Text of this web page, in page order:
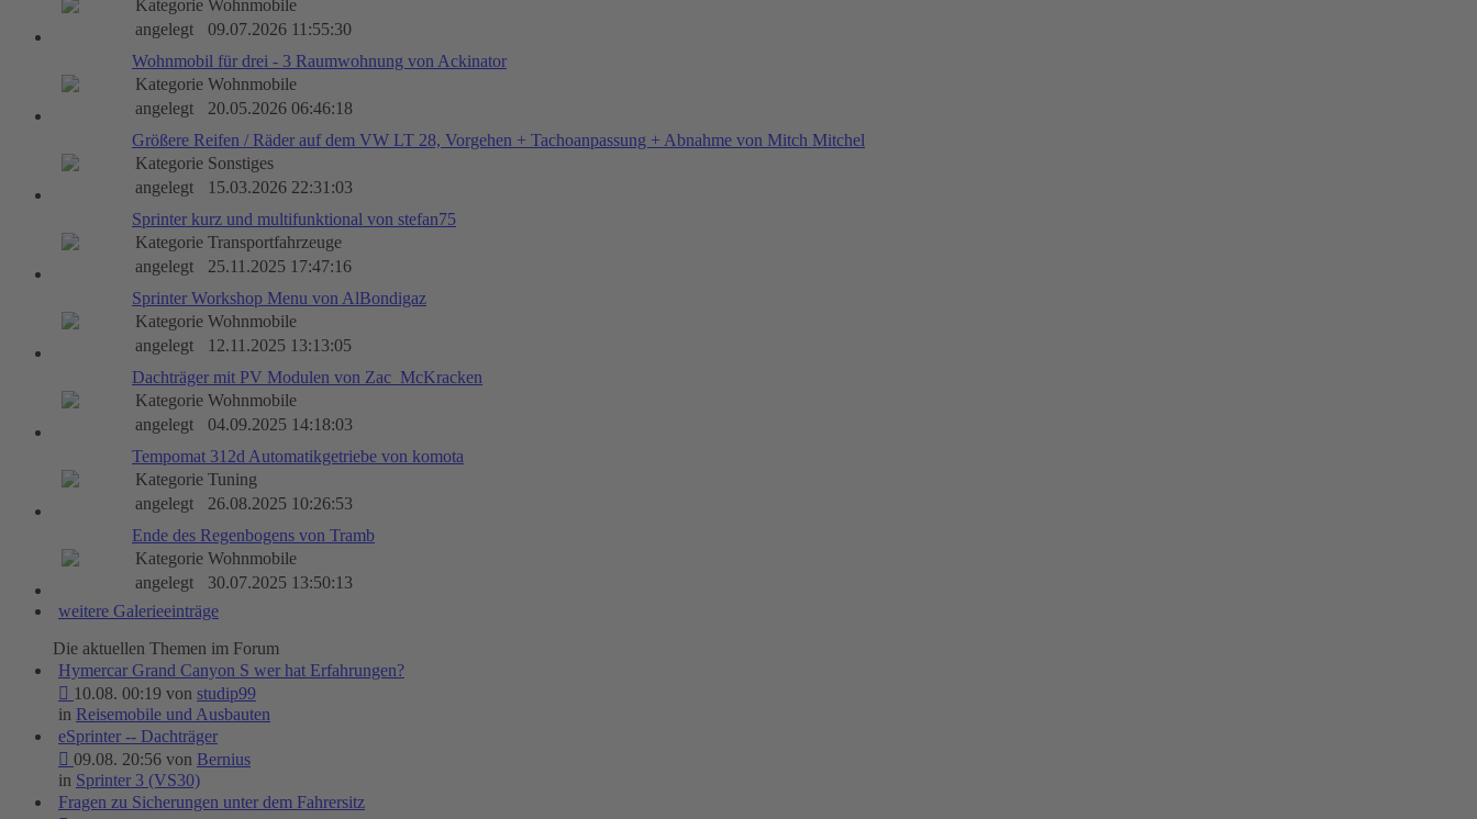
Kategorie Wohnmobile
angelegt
09.07.2026 11:55:30
Wohnmobil für drei - 3 Raumwohnung von Ackinator
Kategorie Wohnmobile
angelegt
20.05.2026 06:46:18
Größere Reifen / Räder auf dem VW LT 28, Vorgehen + Tachoanpassung + Abnahme von Mitch Mitchel
Kategorie Sonstiges
angelegt
15.03.2026 22:31:03
Sprinter kurz und multifunktional von stefan75
Kategorie Transportfahrzeuge
angelegt
25.11.2025 17:47:16
Sprinter Workshop Menu von AlBondigaz
Kategorie Wohnmobile
angelegt
12.11.2025 13:13:05
Dachträger mit PV Modulen von Zac_McKracken
Kategorie Wohnmobile
angelegt
04.09.2025 14:18:03
Tempomat 312d Automatikgetriebe von komota
Kategorie Tuning
angelegt
26.08.2025 10:26:53
Ende des Regenbogens von Tramb
Kategorie Wohnmobile
angelegt
30.07.2025 13:50:13
weitere Galerieeinträge
Die aktuellen Themen im Forum
Hymercar Grand Canyon S wer hat Erfahrungen?
10.08. 00:19 von studip99
in Reisemobile und Ausbauten
eSprinter -- Dachträger
09.08. 20:56 von Bernius
in Sprinter 3 (VS30)
Fragen zu Sicherungen unter dem Fahrersitz